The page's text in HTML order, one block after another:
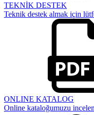
TEKNİK DESTEK
Teknik destek almak için
ONLINE KATALOG
Online kataloğumuzu